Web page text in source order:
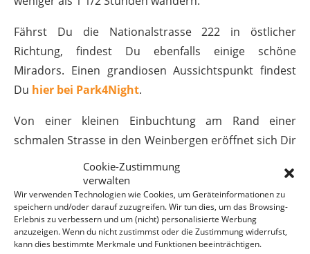
Cookie-Zustimmung
verwalten
Wir verwenden Technologien wie Cookies, um Geräteinformationen zu
speichern und/oder darauf zuzugreifen. Wir tun dies, um das Browsing-
Erlebnis zu verbessern und um (nicht) personalisierte Werbung
anzuzeigen. Wenn du nicht zustimmst oder die Zustimmung widerrufst,
kann dies bestimmte Merkmale und Funktionen beeinträchtigen.
Fährst Du die Nationalstrasse 222 in östlicher
Richtung, findest Du ebenfalls einige schöne
Miradors. Einen grandiosen Aussichtspunkt findest
Du hier bei Park4Night.
Von einer kleinen Einbuchtung am Rand einer
schmalen Strasse in den Weinbergen eröffnet sich Dir
eine imposante Kulisse weit über den Douro bis
Pinhão. Folgst Du dem Weg weiter gelangst Du
irgendwann in eine Sackgasse, die an einer Quinta
endet.